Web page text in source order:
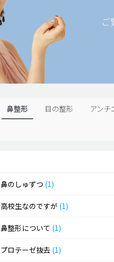
ご
鼻整形 目の整形 アンチ
鼻のしゅずつ (1)
高校生なのですが (1)
鼻整形について (1)
プロテーゼ抜去 (1)